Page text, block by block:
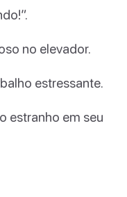
no elevador.
estressante.
estranho em seu